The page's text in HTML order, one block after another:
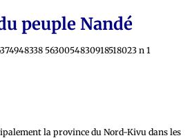
peuple Nandé
la province du Nord-Kivu dans les